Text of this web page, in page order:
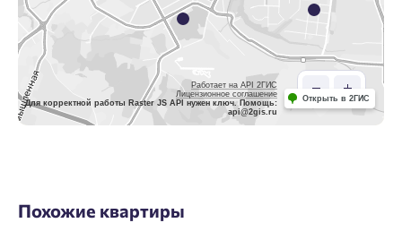
Работает на API 2ГИС
Лицензионное соглашение
Для корректной работы Raster JS API нужен ключ. Помощь:
api@2gis.ru
Открыть в 2ГИС
Похожие квартиры